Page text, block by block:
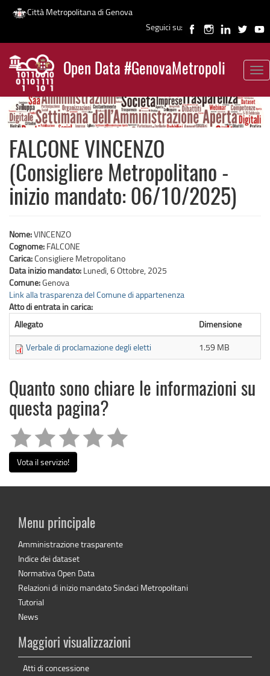
Salta
contenuto
principale
Città Metropolitana di Genova
Seguici su:
Open Data #GenovaMetropoli
News
FALCONE VINCENZO
(Consigliere Metropolitano -
inizio mandato: 06/10/2025)
Nome:VINCENZO
Cognome: FALCONE
Carica:Consigliere Metropolitano
Data inizio mandato: Lunedì, 6 Ottobre, 2025
Comune:Genova
Link alla trasparenza del Comune di appartenenza
Atto di entrata in carica:
Allegato
Dimensione
Verbale di proclamazione degli eletti
1.59 MB
Quanto sono chiare le informazioni su
questa pagina?
Vota il servizio!
Menu principale
Amministrazione trasparente
Indice dei dataset
Normativa Open Data
Relazioni di inizio mandato Sindaci Metropolitani
Tutorial
News
Maggiori visualizzazioni
Atti di concessione